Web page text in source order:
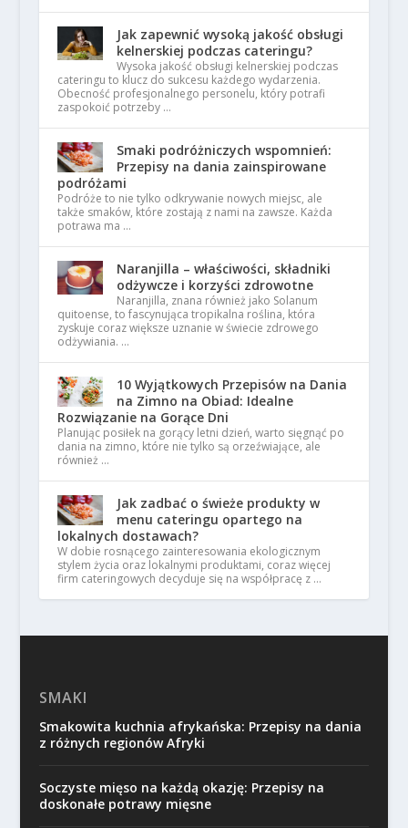
Jak zapewnić wysoką jakość obsługi
kelnerskiej podczas cateringu?
Wysoka jakość obsługi kelnerskiej podczas
cateringu to klucz do sukcesu każdego wydarzenia.
Obecność profesjonalnego personelu, który potrafi
zaspokoić potrzeby …
Smaki podróżniczych wspomnień:
Przepisy na dania zainspirowane
podróżami
Podróże to nie tylko odkrywanie nowych miejsc, ale
także smaków, które zostają z nami na zawsze. Każda
potrawa ma …
Naranjilla – właściwości, składniki
odżywcze i korzyści zdrowotne
Naranjilla, znana również jako Solanum
quitoense, to fascynująca tropikalna roślina, która
zyskuje coraz większe uznanie w świecie zdrowego
odżywiania. …
10 Wyjątkowych Przepisów na Dania
na Zimno na Obiad: Idealne
Rozwiązanie na Gorące Dni
Planując posiłek na gorący letni dzień, warto sięgnąć po
dania na zimno, które nie tylko są orzeźwiające, ale
również …
Jak zadbać o świeże produkty w
menu cateringu opartego na
lokalnych dostawach?
W dobie rosnącego zainteresowania ekologicznym
stylem życia oraz lokalnymi produktami, coraz więcej
firm cateringowych decyduje się na współpracę z …
SMAKI
Smakowita kuchnia afrykańska: Przepisy na dania
z różnych regionów Afryki
Soczyste mięso na każdą okazję: Przepisy na
doskonałe potrawy mięsne